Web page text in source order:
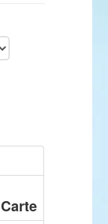
Carte